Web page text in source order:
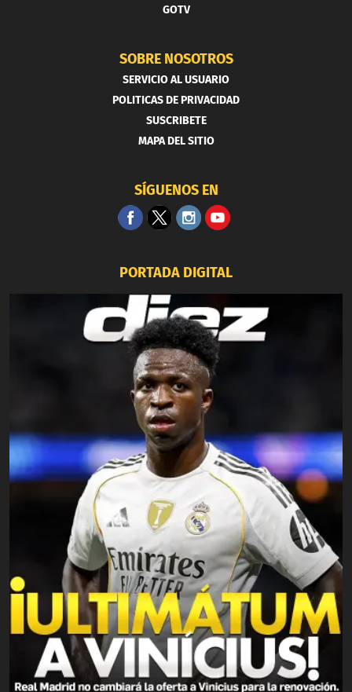
GOTV
SOBRE NOSOTROS
SERVICIO AL USUARIO
POLITICAS DE PRIVACIDAD
SUSCRIBETE
MAPA DEL SITIO
SÍGUENOS EN
PORTADA DIGITAL